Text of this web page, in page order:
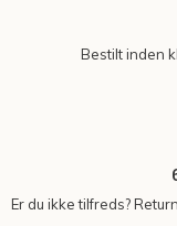
Bestilt inden
Er du ikke tilfreds?